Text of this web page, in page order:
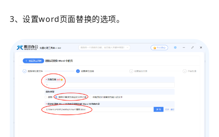
3、设置word页面替换的选项。